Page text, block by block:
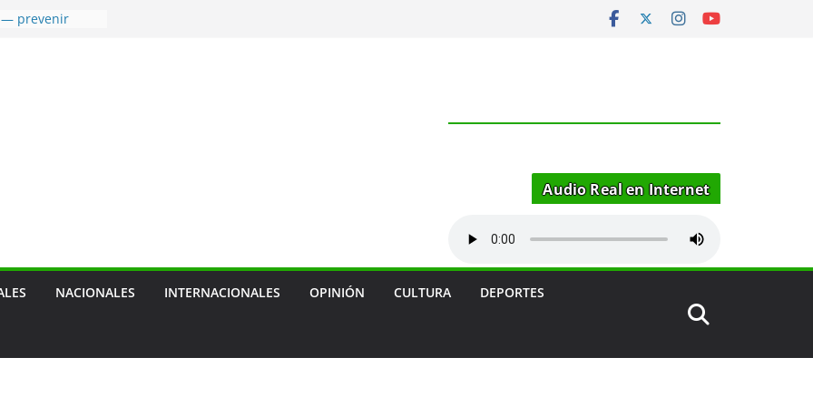
— prevenir
social
sobre
empresa
transporte
de las
terapia
cáncer de
Audio Real en Internet
NACIONALES INTERNACIONALES OPINIÓN CULTURA DEPORTES